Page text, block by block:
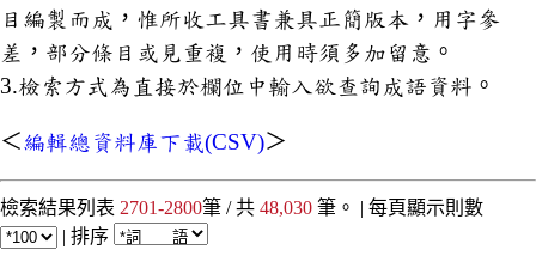
目編製而成，惟所收工具書兼具正簡版本，用字參
差，部分條目或見重複，使用時須多加留意。
3.檢索方式為直接於欄位中輸入欲查詢成語資料。
＜編輯總資料庫下載(CSV)＞
檢索結果列表 2701-2800筆 / 共 48,030 筆。 | 每頁顯示則數
| 排序